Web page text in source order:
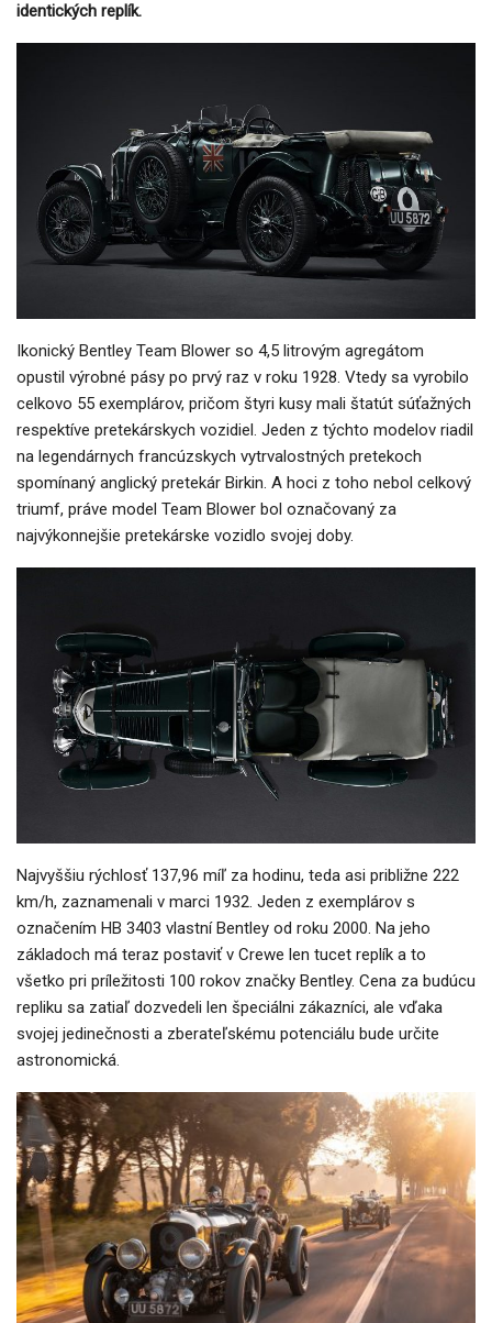
identických replík.
Ikonický Bentley Team Blower so 4,5 litrovým agregátom
opustil výrobné pásy po prvý raz v roku 1928. Vtedy sa vyrobilo
celkovo 55 exemplárov, pričom štyri kusy mali štatút súťažných
respektíve pretekárskych vozidiel. Jeden z týchto modelov riadil
na legendárnych francúzskych vytrvalostných pretekoch
spomínaný anglický pretekár Birkin. A hoci z toho nebol celkový
triumf, práve model Team Blower bol označovaný za
najvýkonnejšie pretekárske vozidlo svojej doby.
Najvyššiu rýchlosť 137,96 míľ za hodinu, teda asi približne 222
km/h, zaznamenali v marci 1932. Jeden z exemplárov s
označením HB 3403 vlastní Bentley od roku 2000. Na jeho
základoch má teraz postaviť v Crewe len tucet replík a to
všetko pri príležitosti 100 rokov značky Bentley. Cena za budúcu
repliku sa zatiaľ dozvedeli len špeciálni zákazníci, ale vďaka
svojej jedinečnosti a zberateľskému potenciálu bude určite
astronomická.